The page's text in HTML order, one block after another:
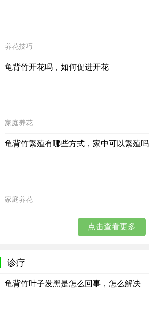
养花技巧
龟背竹开花吗，如何促进开花
家庭养花
龟背竹繁殖有哪些方式，家中可以繁殖吗
家庭养花
点击查看更多
诊疗
龟背竹叶子发黑是怎么回事，怎么解决